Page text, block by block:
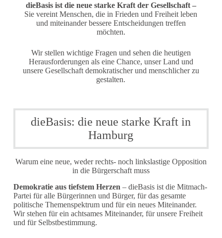
dieBasis ist die neue starke Kraft der Gesellschaft –
Sie vereint Menschen, die in Frieden und Freiheit leben
und miteinander bessere Entscheidungen treffen
möchten.
Wir stellen wichtige Fragen und sehen die heutigen
Herausforderungen als eine Chance, unser Land und
unsere Gesellschaft demokratischer und menschlicher zu
gestalten.
dieBasis: die neue starke Kraft in
Hamburg
Warum eine neue, weder rechts- noch linkslastige Opposition
in die Bürgerschaft muss
Demokratie aus tiefstem Herzen – dieBasis ist die Mitmach-
Partei für alle Bürgerinnen und Bürger, für das gesamte
politische Themenspektrum und für ein neues Miteinander.
Wir stehen für ein achtsames Miteinander, für unsere Freiheit
und für Selbstbestimmung.